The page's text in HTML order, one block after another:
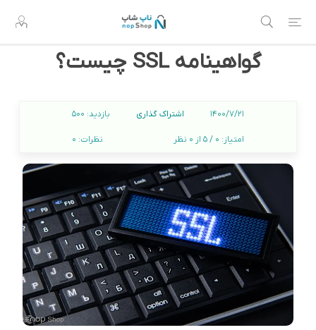
گواهینامه SSL چیست؟
1400/7/21 اشتراک گذاری بازدید: 500
امتیاز: 0 / 5 از 0 نظر نظرات: 0